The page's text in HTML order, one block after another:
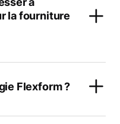
la fourniture
Flexform ?